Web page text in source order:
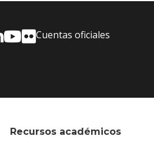
Recursos académicos
Cuentas oficiales